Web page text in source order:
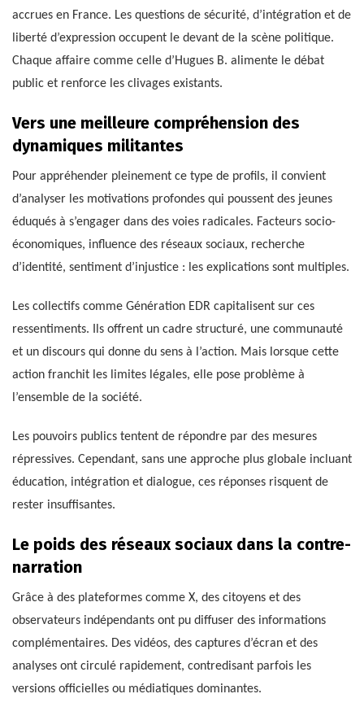
accrues en France. Les questions de sécurité, d’intégration et de
liberté d’expression occupent le devant de la scène politique.
Chaque affaire comme celle d’Hugues B. alimente le débat
public et renforce les clivages existants.
Vers une meilleure compréhension des
dynamiques militantes
Pour appréhender pleinement ce type de profils, il convient
d’analyser les motivations profondes qui poussent des jeunes
éduqués à s’engager dans des voies radicales. Facteurs socio-
économiques, influence des réseaux sociaux, recherche
d’identité, sentiment d’injustice : les explications sont multiples.
Les collectifs comme Génération EDR capitalisent sur ces
ressentiments. Ils offrent un cadre structuré, une communauté
et un discours qui donne du sens à l’action. Mais lorsque cette
action franchit les limites légales, elle pose problème à
l’ensemble de la société.
Les pouvoirs publics tentent de répondre par des mesures
répressives. Cependant, sans une approche plus globale incluant
éducation, intégration et dialogue, ces réponses risquent de
rester insuffisantes.
Le poids des réseaux sociaux dans la contre-
narration
Grâce à des plateformes comme X, des citoyens et des
observateurs indépendants ont pu diffuser des informations
complémentaires. Des vidéos, des captures d’écran et des
analyses ont circulé rapidement, contredisant parfois les
versions officielles ou médiatiques dominantes.